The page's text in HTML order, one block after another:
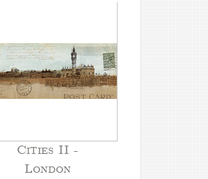
Cities II -
London